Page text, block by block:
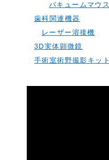
バキュームマウス
歯科関連機器
レーザー溶接機
3D実体顕微鏡
手術室術野撮影キット